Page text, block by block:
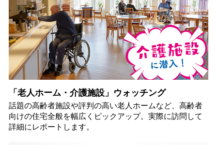
「老人ホーム・介護施設」ウォッチング
話題の高齢者施設や評判の高い老人ホームなど、高齢者
向けの住宅全般を幅広くピックアップ。実際に訪問して
詳細にレポートします。